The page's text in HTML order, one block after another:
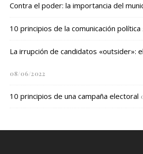
Contra el poder: la importancia del
10 principios de la comunicación política
La irrupción de candidatos «outsider»:
08/06/2022
10 principios de una campaña electoral